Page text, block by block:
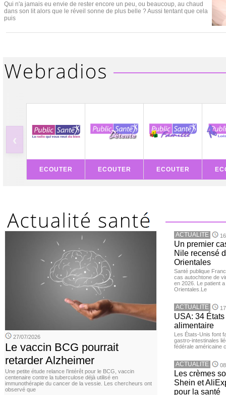
Qui n'a jamais eu envie de rester encore un peu, ou beaucoup, au chaud
dans son lit alors que le réveil sonne de plus belle ? Aussi tentant que cela
puis
‹
ECOUTER ECOUTER ECOUTER
27/07/2026
Le vaccin BCG pourrait
retarder Alzheimer
Une petite étude relance l’intérêt pour le BCG, vaccin
centenaire contre la tuberculose déjà utilisé en
immunothérapie du cancer de la vessie. Les chercheurs ont
observé que
ACTUALITE
Un premier
Nile recensé
Orientales
Santé publique
cas autochtone de
en 2026. Le patient
Orientales.Le
ACTUALITE
USA: 34
alimentaire
Les États-Unis font
gastro-intestinales
fédérale américaine
ACTUALITE
Les crèmes
Shein et
pour la santé